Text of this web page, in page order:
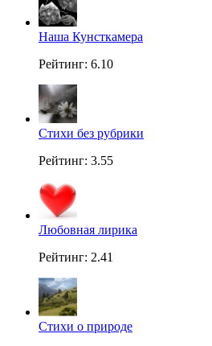
Наша Кунсткамера
Рейтинг: 6.10
Стихи без рубрики
Рейтинг: 3.55
Любовная лирика
Рейтинг: 2.41
Стихи о природе